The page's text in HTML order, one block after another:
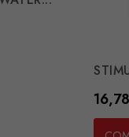
Preço